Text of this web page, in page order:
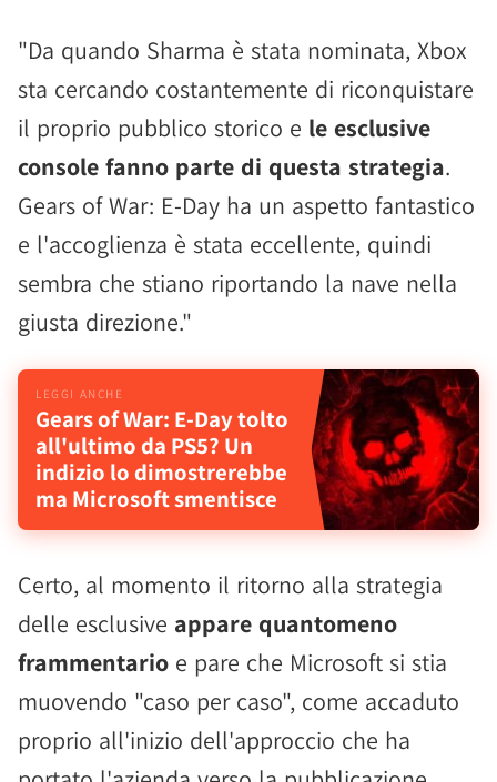
"Da quando Sharma è stata nominata, Xbox
sta cercando costantemente di riconquistare
il proprio pubblico storico e le esclusive
console fanno parte di questa strategia.
Gears of War: E-Day ha un aspetto fantastico
e l'accoglienza è stata eccellente, quindi
sembra che stiano riportando la nave nella
giusta direzione."
Gears of War: E-Day tolto
all'ultimo da PS5? Un
indizio lo dimostrerebbe
ma Microsoft smentisce
Certo, al momento il ritorno alla strategia
delle esclusive appare quantomeno
frammentario e pare che Microsoft si stia
muovendo "caso per caso", come accaduto
proprio all'inizio dell'approccio che ha